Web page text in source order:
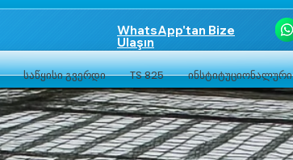
WhatsApp'tan Bize
Ulaşın
საწყისი გვერდი TS 825 ინსტიტუციონალური